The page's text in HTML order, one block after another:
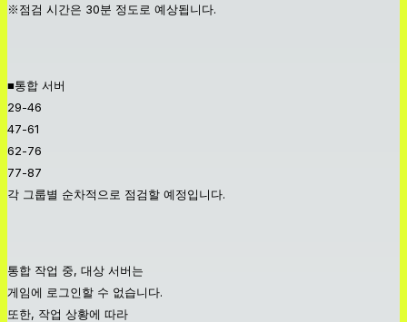
※점검 시간은 30분 정도로 예상됩니다.
■통합 서버
29-46
47-61
62-76
77-87
각 그룹별 순차적으로 점검할 예정입니다.
통합 작업 중, 대상 서버는
게임에 로그인할 수 없습니다.
또한, 작업 상황에 따라